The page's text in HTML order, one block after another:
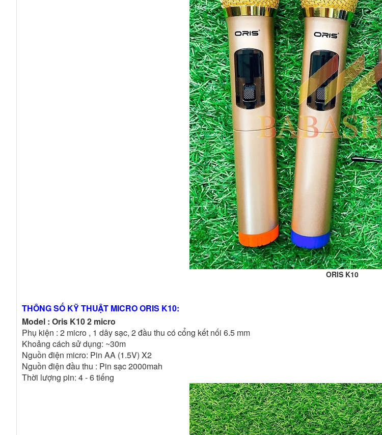
ORIS K10
THÔNG SỐ KỸ THUẬT MICRO ORIS K10:
Model : Oris K10 2 micro
Phụ kiện : 2 micro , 1 dây sạc, 2 đầu thu có cổng kết nối 6.5 mm
Khoảng cách sử dụng: ~30m
Nguồn điện micro: Pin AA (1.5V) X2
Nguồn điện đầu thu : Pin sạc 2000mah
Thời lượng pin: 4 - 6 tiếng